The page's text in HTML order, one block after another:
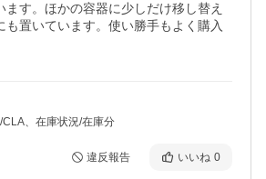
ます。ほかの容器に少しだけ移し替え
も置いています。使い勝手もよく購入
、在庫状況/在庫分
違反報告 いいね 0